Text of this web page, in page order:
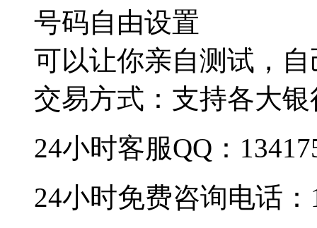
号码自由设置
可以让你亲自测试，
交易方式：支持各大
24小时客服QQ：
24小时免费咨询电话：